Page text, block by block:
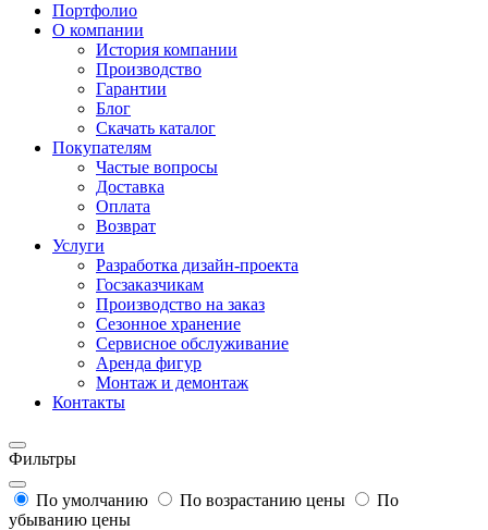
Портфолио
О компании
История компании
Производство
Гарантии
Блог
Скачать каталог
Покупателям
Частые вопросы
Доставка
Оплата
Возврат
Услуги
Разработка дизайн-проекта
Госзаказчикам
Производство на заказ
Сезонное хранение
Сервисное обслуживание
Аренда фигур
Монтаж и демонтаж
Контакты
Фильтры
По умолчанию По возрастанию цены
По
убыванию цены